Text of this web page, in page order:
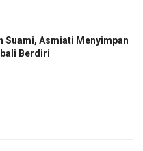
Suami, Asmiati Menyimpan
Berdiri